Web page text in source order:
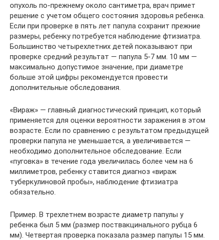
опухоль по-прежнему около сантиметра, врач примет
решение с учетом общего состояния здоровья ребенка.
Если при проверке в пять лет папула сохранит прежние
размеры, ребенку потребуется наблюдение фтизиатра.
Большинство четырехлетних детей показывают при
проверке средний результат — папула 5-7 мм. 10 мм —
максимально допустимое значение, при диаметре
больше этой цифры рекомендуется провести
дополнительные обследования.
«Вираж» — главный диагностический принцип, который
применяется для оценки вероятности заражения в этом
возрасте. Если по сравнению с результатом предыдущей
проверки папула не уменьшается, а увеличивается —
необходимо дополнительное обследование. Если
«пуговка» в течение года увеличилась более чем на 6
миллиметров, ребенку ставится диагноз «вираж
туберкулиновой пробы», наблюдение фтизиатра
обязательно.
Пример. В трехлетнем возрасте диаметр папулы у
ребенка был 5 мм (размер поствакцинального рубца 6
мм). Четвертая проверка показала размер папулы 15 мм.